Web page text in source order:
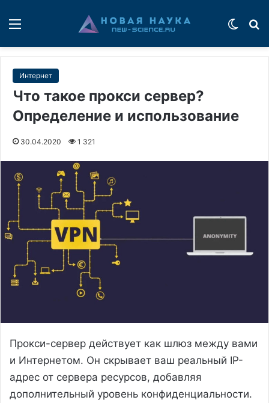
Интернет
Что такое прокси сервер?
Определение и использование
30.04.2020 1 321
Прокси-сервер действует как шлюз между вами
и Интернетом. Он скрывает ваш реальный IP-
адрес от сервера ресурсов, добавляя
дополнительный уровень конфиденциальности.